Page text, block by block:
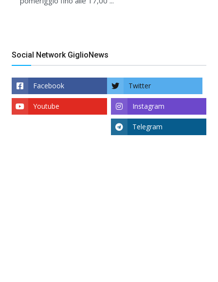
Social Network GiglioNews
Facebook Twitter
Instagram
Youtube
Telegram